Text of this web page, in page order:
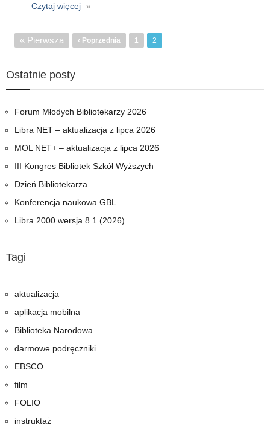
Czytaj więcej
o
Optivum
16.00.6
Stronicowanie
Pierwsza
« Pierwsza
Poprzednia
‹ Poprzednia Strona
1 2
Ostatnie posty
Forum Młodych Bibliotekarzy 2026
Libra NET – aktualizacja z lipca 2026
MOL NET+ – aktualizacja z lipca 2026
III Kongres Bibliotek Szkół Wyższych
Dzień Bibliotekarza
Konferencja naukowa GBL
Libra 2000 wersja 8.1 (2026)
Tagi
aktualizacja
aplikacja mobilna
Biblioteka Narodowa
darmowe podręczniki
EBSCO
film
FOLIO
instruktaż